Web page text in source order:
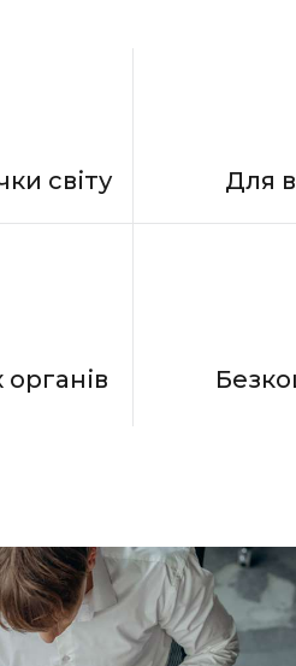
світу Для